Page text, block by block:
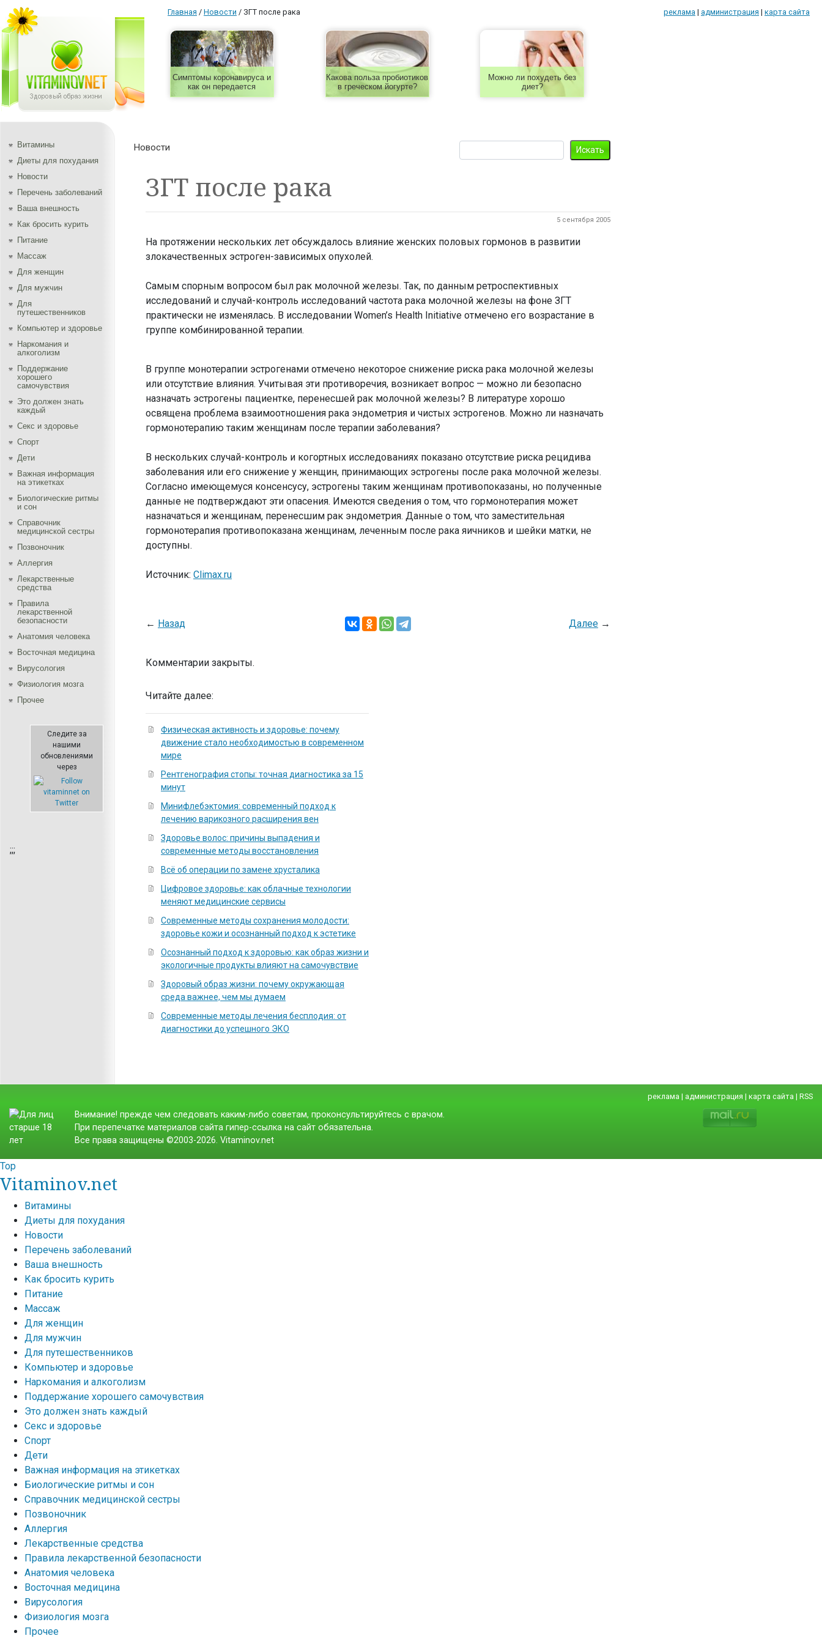
Главная / Новости / ЗГТ после рака реклама | администрация | карта сайта
Симптомы коронавируса и
как он передается
Какова польза пробиотиков
в греческом йогурте?
Можно ли похудеть без
диет?
Витамины
Диеты для похудания
Новости
Перечень заболеваний
Ваша внешность
Как бросить курить
Питание
Массаж
Для женщин
Для мужчин
Для
путешественников
Компьютер и здоровье
Наркомания и
алкоголизм
Поддержание
хорошего
самочувствия
Это должен знать
каждый
Секс и здоровье
Спорт
Дети
Важная информация
на этикетках
Биологические ритмы
и сон
Справочник
медицинской сестры
Позвоночник
Аллергия
Лекарственные
средства
Правила
лекарственной
безопасности
Aнатомия человека
Восточная медицина
Вирусология
Физиология мозга
Прочее
Следите за
нашими
обновлениями
через
;;;
Новости
ЗГТ после рака
5 сентября 2005
На протяжении нескольких лет обсуждалось влияние женских половых гормонов в развитии
злокачественных эстроген-зависимых опухолей.
Самым спорным вопросом был рак молочной железы. Так, по данным ретроспективных
исследований и случай-контроль исследований частота рака молочной железы на фоне ЗГТ
практически не изменялась. В исследовании Women’s Health Initiative отмечено его возрастание в
группе комбинированной терапии.
В группе монотерапии эстрогенами отмечено некоторое снижение риска рака молочной железы
или отсутствие влияния. Учитывая эти противоречия, возникает вопрос — можно ли безопасно
назначать эстрогены пациентке, перенесшей рак молочной железы? В литературе хорошо
освящена проблема взаимоотношения рака эндометрия и чистых эстрогенов. Можно ли назначать
гормонотерапию таким женщинам после терапии заболевания?
В нескольких случай-контроль и когортных исследованиях показано отсутствие риска рецидива
заболевания или его снижение у женщин, принимающих эстрогены после рака молочной железы.
Согласно имеющемуся консенсусу, эстрогены таким женщинам противопоказаны, но полученные
данные не подтверждают эти опасения. Имеются сведения о том, что гормонотерапия может
назначаться и женщинам, перенесшим рак эндометрия. Данные о том, что заместительная
гормонотерапия противопоказана женщинам, леченным после рака яичников и шейки матки, не
доступны.
Источник: Climax.ru
← Назад Далее→
Комментарии закрыты.
Читайте далее:
Физическая активность и здоровье: почему
движение стало необходимостью в современном
мире
Рентгенография стопы: точная диагностика за 15
минут
Минифлебэктомия: современный подход к
лечению варикозного расширения вен
Здоровье волос: причины выпадения и
современные методы восстановления
Всё об операции по замене хрусталика
Цифровое здоровье: как облачные технологии
меняют медицинские сервисы
Современные методы сохранения молодости:
здоровье кожи и осознанный подход к эстетике
Осознанный подход к здоровью: как образ жизни и
экологичные продукты влияют на самочувствие
Здоровый образ жизни: почему окружающая
среда важнее, чем мы думаем
Современные методы лечения бесплодия: от
диагностики до успешного ЭКО
реклама | администрация | карта сайта | RSS
Внимание! прежде чем следовать каким-либо советам, проконсультируйтесь с врачом.
При перепечатке материалов сайта гипер-ссылка на сайт обязательна.
Все права защищены ©2003-2026. Vitaminov.net
Top
Vitaminov.net
Витамины
Диеты для похудания
Новости
Перечень заболеваний
Ваша внешность
Как бросить курить
Питание
Массаж
Для женщин
Для мужчин
Для путешественников
Компьютер и здоровье
Наркомания и алкоголизм
Поддержание хорошего самочувствия
Это должен знать каждый
Секс и здоровье
Спорт
Дети
Важная информация на этикетках
Биологические ритмы и сон
Справочник медицинской сестры
Позвоночник
Аллергия
Лекарственные средства
Правила лекарственной безопасности
Aнатомия человека
Восточная медицина
Вирусология
Физиология мозга
Прочее